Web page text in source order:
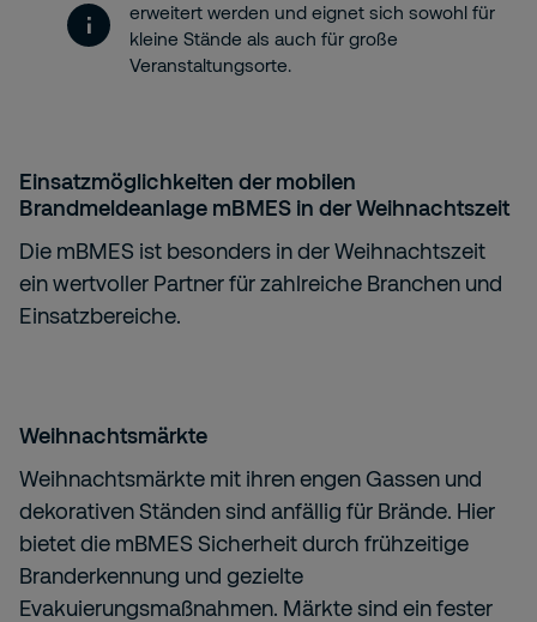
erweitert werden und eignet sich sowohl für
kleine Stände als auch für große
Veranstaltungsorte.
Einsatzmöglichkeiten der mobilen
Brandmeldeanlage mBMES in der Weihnachtszeit
Die mBMES ist besonders in der Weihnachtszeit
ein wertvoller Partner für zahlreiche Branchen und
Einsatzbereiche.
Weihnachtsmärkte
Weihnachtsmärkte mit ihren engen Gassen und
dekorativen Ständen sind anfällig für Brände. Hier
bietet die mBMES Sicherheit durch frühzeitige
Branderkennung und gezielte
Evakuierungsmaßnahmen. Märkte sind ein fester